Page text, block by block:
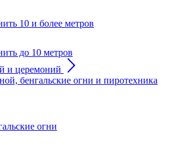
10 и более метров
до 10 метров
и церемоний
бенгальские огни и пиротехника
огни